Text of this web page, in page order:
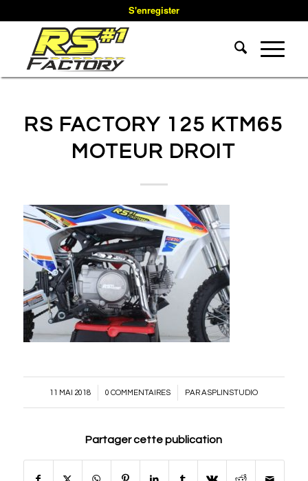
S'enregister
RS FACTORY 125 KTM65
MOTEUR DROIT
11 MAI 2018
/ 0 COMMENTAIRES
/ PARASPLINSTUDIO
Partager cette publication